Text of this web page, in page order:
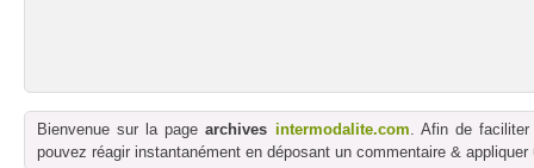
Bienvenue sur la pagearchives intermodalite.com. Afin de
pouvez réagir instantanément en déposant un commentaire & appliquer